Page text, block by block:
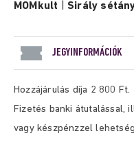
MOMkult |Sirály
JEGYINFORMÁCIÓK
Hozzájárulás díja 2 800 Ft.
Fizetés banki átutalással,
vagy készpénzzel